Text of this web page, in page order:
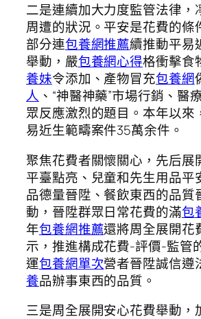
二是連續加大力度監管法律，
周遭的狀況。平安是花費的條
部分連包養網推薦續推動平易
舉動，嚴包養網心得格衝擊食
養妹令添加、產物冒充包養網
人 、“神醫神藥”市場行銷、醫
眾反應激烈的題目。本年以來
易近生範疇案件35萬余件。
聚焦花費者關懷關心，先后展
平臺點亮、兒童和先生用品平
品德量晉陞、餐飲東西的品質
動，晉陞群眾日常花費的滿包
年包養網推薦還將周全展開花
示，推進構成花費-評價-監管
運包養網單次營者晉陞誠信遵
養品辦事東西的品質。
三是周全展開安心花費舉動，